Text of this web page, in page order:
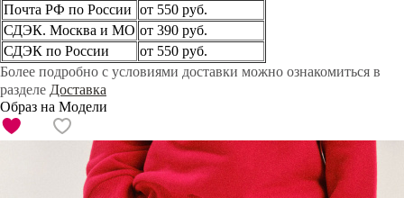
Почта РФ по России от 550 руб.
СДЭК. Москва и МО от 390 руб.
СДЭК по России
от 550 руб.
Более подробно с условиями доставки можно ознакомиться в
разделе Доставка
Образ на Модели